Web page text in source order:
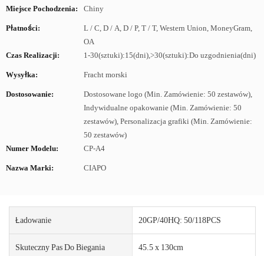
Miejsce Pochodzenia: Chiny
Płatności:
L / C, D / A, D / P, T / T, Western Union, MoneyGram,
OA
Czas Realizacji:
1-30(sztuki):15(dni),>30(sztuki):Do uzgodnienia(dni)
Wysyłka: Fracht morski
Dostosowanie:
Dostosowane logo (Min. Zamówienie: 50 zestawów),
Indywidualne opakowanie (Min. Zamówienie: 50
zestawów), Personalizacja grafiki (Min. Zamówienie:
50 zestawów)
Numer Modelu:
CP-A4
Nazwa Marki: CIAPO
Ładowanie 20GP/40HQ: 50/118PCS
Skuteczny Pas Do Biegania 45.5 x 130cm